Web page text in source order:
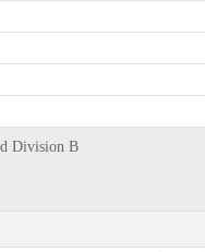
Division B